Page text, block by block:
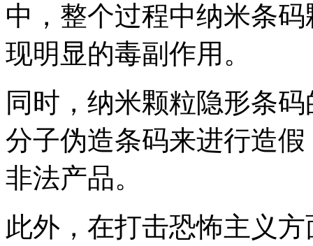
中，整个过程中纳米条
现明显的毒副作用。
同时，纳米颗粒隐形条
分子伪造条码来进行造
非法产品。
此外，在打击恐怖主义